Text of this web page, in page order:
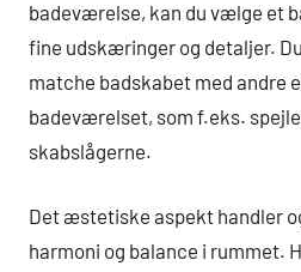
badeværelse, kan du vælge et
fine udskæringer og detaljer.
matche badskabet med andre
badeværelset, som f.eks.
skabslågerne.
Det æstetiske aspekt handler
harmoni og balance i rummet.